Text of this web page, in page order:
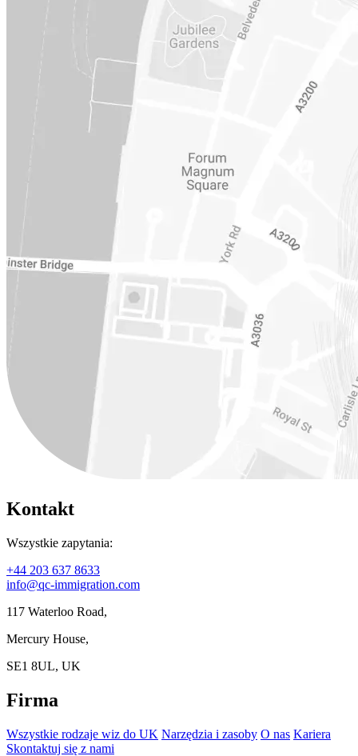
Kontakt
Wszystkie zapytania:
+44 203 637 8633
info@qc-immigration.com
117 Waterloo Road,
Mercury House,
SE1 8UL, UK
Firma
Wszystkie rodzaje wiz do UK Narzędzia i zasoby O nas Kariera
Skontaktuj się z nami